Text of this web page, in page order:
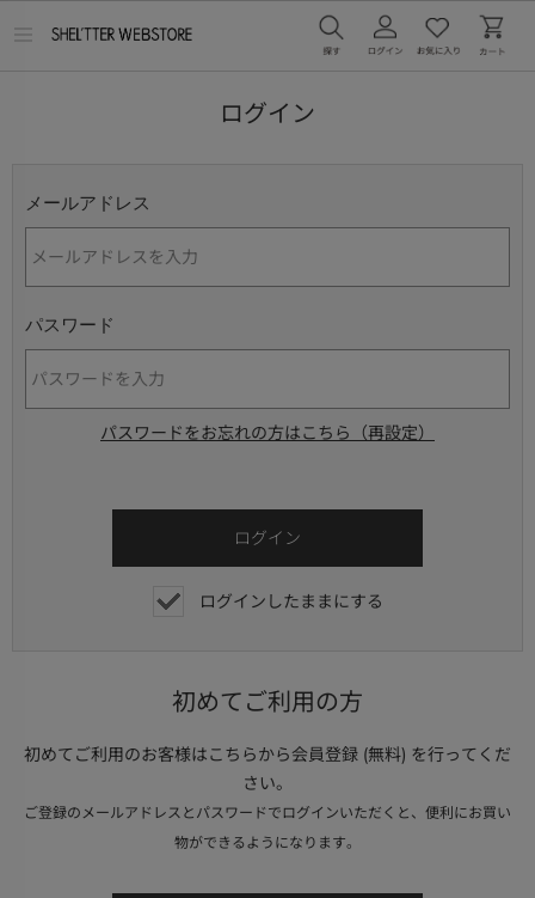
ログイン
メールアドレス
パスワード
パスワードをお忘れの方はこちら（再設定）
ログインしたままにする
初めてご利用の方
初めてご利用のお客様はこちらから会員登録 (無料) を行ってくだ
さい。
ご登録のメールアドレスとパスワードでログインいただくと、便利にお買い
物ができるようになります。